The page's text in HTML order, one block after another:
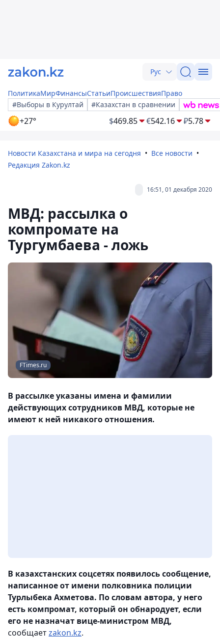
Рус
ПолитикаМирФинансыСтатьиПроисшествияПраво
#Выборы в Курултай
#Казахстан в сравнении
+27° $469.85 €542.16 ₽5.78
Новости Казахстана и мира на сегодня
Все новости
Редакция Zakon.kz
16:51, 01 декабря 2020
МВД: рассылка о
компромате на
Тургумбаева - ложь
FTimes.ru
В рассылке указаны имена и фамилии
действующих сотрудников МВД, которые не
имеют к ней никакого отношения.
В казахстанских соцсетях появилось сообщение,
написанное от имени полковника полиции
Турлыбека Ахметова. По словам автора, у него
есть компромат, который он обнародует, если
его не назначат вице-министром МВД,
сообщаетzakon.kz.